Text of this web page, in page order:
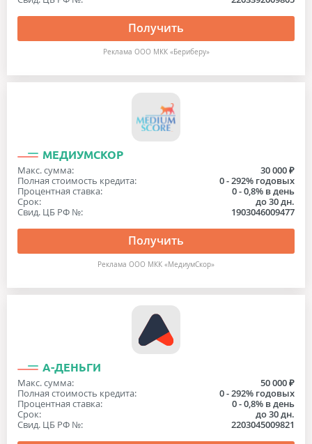
Получить
Реклама ООО МКК «Бериберу»
МЕДИУМСКОР
Макс. сумма:
30 000 ₽
Полная стоимость кредита:
0 - 292% годовых
Процентная ставка:
0 - 0,8% в день
Срок:
до 30 дн.
Свид. ЦБ РФ №:
1903046009477
Получить
Реклама ООО МКК «МедиумСкор»
А-ДЕНЬГИ
Макс. сумма:
50 000 ₽
Полная стоимость кредита:
0 - 292% годовых
Процентная ставка:
0 - 0,8% в день
Срок:
до 30 дн.
Свид. ЦБ РФ №:
2203045009821